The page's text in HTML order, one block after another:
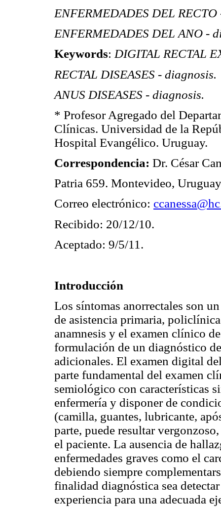
ENFERMEDADES DEL
ENFERMEDADES DEL ANO -
Keywords: DIGITAL RECTAL
RECTAL DISEASES - diagnosis.
ANUS DISEASES - diagnosis.
* Profesor Agregado del
Clínicas. Universidad de la
Hospital Evangélico. Uruguay.
Correspondencia: Dr. César
Patria 659. Montevideo,
Correo electrónico:
Recibido: 20/12/10.
Aceptado: 9/5/11.
Introducción
Los síntomas anorrectales son
de asistencia primaria,
anamnesis y el examen clínico
formulación de un diagnóstico
adicionales. El examen digital
parte fundamental del examen
semiológico con características
enfermería y disponer de
(camilla, guantes, lubricante,
parte, puede resultar
el paciente. La ausencia de
enfermedades graves como el
debiendo siempre
finalidad diagnóstica sea
experiencia para una adecuada